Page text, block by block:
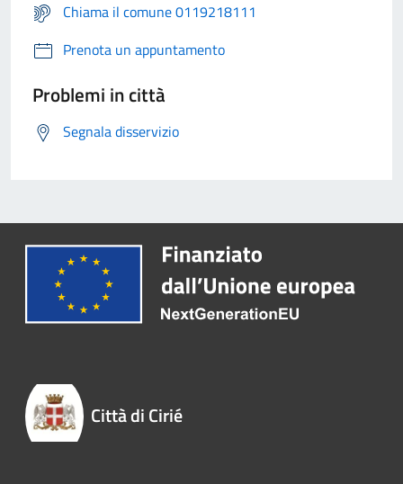
Chiama il comune 0119218111
Prenota un appuntamento
Problemi in città
Segnala disservizio
Città di Cirié